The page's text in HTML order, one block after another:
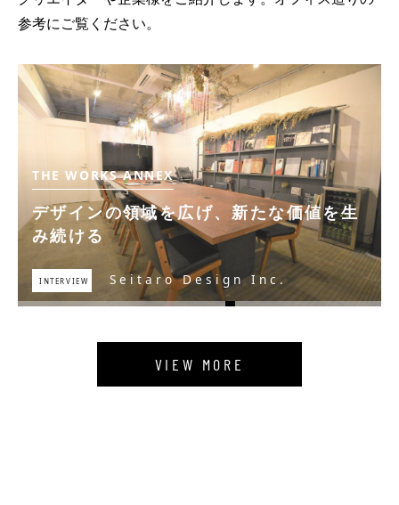
参考にご覧ください。
LANTIQUE BY IOQ
本音がこぼれる場所、”企て”が生まれる
オフィス空間
INTERVIEW GEN株式会社
THE WORKS CROSS
空間が人を繋ぐ、自由な働き方をデザイ
ンするシェアサロン
INTERVIEW SISTER MOHAWK
THE WORKS
多様な食体験を多様に届け、食の流通イ
ンフラを目指す
INTERVIEW 株式会社Chompy
THE WORKS
白を基調としたオープン空間でアイデア
を創出
INTERVIEW 株式会社カナリア
THE WORKS ANNEX
デザインの領域を広げ、新たな価値を生
み続ける
INTERVIEW Seitaro Design Inc.
THE WORKS
オフィスの条件は ”白壁”と”コンクリー
トの床”
INTERVIEW HUESPACE INC.
THE WORKS
独自の世界観が生み出すオリジナリティ
INTERVIEW LINE-INC.
VIEW MORE